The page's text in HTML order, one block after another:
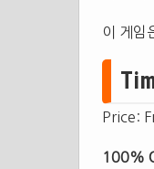
이 게임
Price:
100%